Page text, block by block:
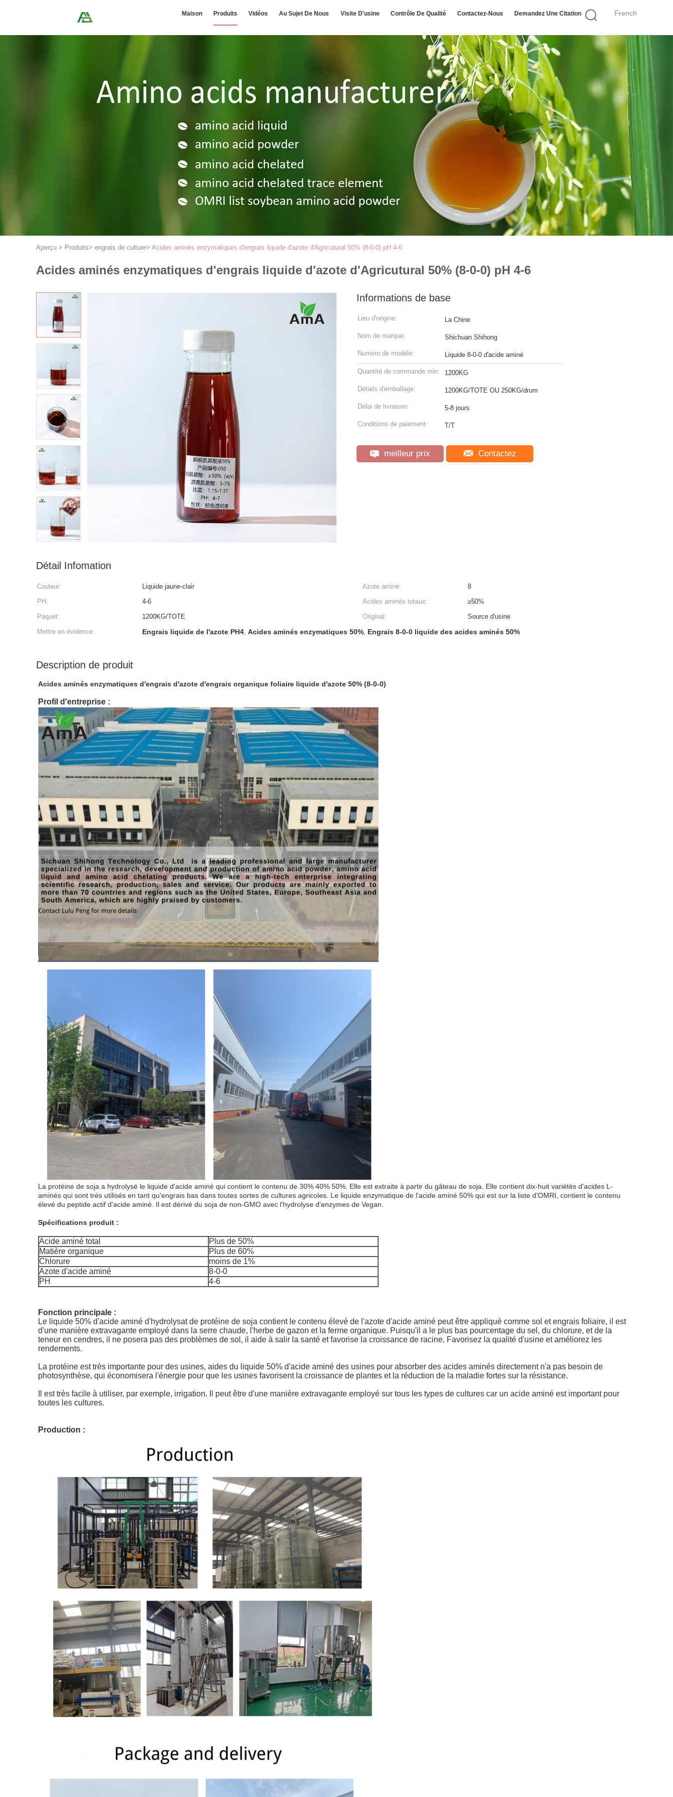
French
Maison Produits Vidéos Au Sujet De Nous Visite D'usine Contrôle De Qualité Contactez-Nous Demandez Une Citation
Aperçu > Produits> engrais de culture> Acides aminés enzymatiques d'engrais liquide d'azote d'Agricutural 50% (8-0-0) pH 4-6
Acides aminés enzymatiques d'engrais liquide d'azote d'Agricutural 50% (8-0-0) pH 4-6
Informations de base
Lieu d'origine: La Chine
Nom de marque: Shichuan Shihong
Numéro de modèle: Liquide 8-0-0 d'acide aminé
Quantité de commande min: 1200KG
Détails d'emballage: 1200KG/TOTE OU 250KG/drum
Délai de livraison: 5-8 jours
Conditions de paiement: T/T
meilleur prix Contactez
Détail Infomation
Couleur: Liquide jaune-clair Azote aminé:
8
PH:
4-6 Acides aminés totaux:
≥50%
Paquet:
1200KG/TOTE Original:
Source d'usine
Mettre en évidence:
Engrais liquide de l'azote PH4, Acides aminés enzymatiques 50%, Engrais 8-0-0 liquide des acides aminés 50%
Description de produit
Acides aminés enzymatiques d'engrais d'azote d'engrais organique foliaire liquide d'azote 50% (8-0-0)
Profil d'entreprise :
La protéine de soja a hydrolysé le liquide d'acide aminé qui contient le contenu de 30% 40% 50%. Elle est extraite à partir du gâteau de soja. Elle contient dix-huit variétés d'acides L-
aminés qui sont très utilisés en tant qu'engrais bas dans toutes sortes de cultures agricoles. Le liquide enzymatique de l'acide aminé 50% qui est sur la liste d'OMRI, contient le contenu
élevé du peptide actif d'acide aminé. Il est dérivé du soja de non-GMO avec l'hydrolyse d'enzymes de Vegan.
Spécifications produit :
Acide aminé total
Plus de 50%
Matière organique
Plus de 60%
Chlorure
moins de 1%
Azote d'acide aminé
8-0-0
PH
4-6
Fonction principale :
Le liquide 50% d'acide aminé d'hydrolysat de protéine de soja contient le contenu élevé de l'azote d'acide aminé peut être appliqué comme sol et engrais foliaire, il est
d'une manière extravagante employé dans la serre chaude, l'herbe de gazon et la ferme organique. Puisqu'il a le plus bas pourcentage du sel, du chlorure, et de la
teneur en cendres, il ne posera pas des problèmes de sol, il aide à salir la santé et favorise la croissance de racine. Favorisez la qualité d'usine et améliorez les
rendements.
La protéine est très importante pour des usines, aides du liquide 50% d'acide aminé des usines pour absorber des acides aminés directement n'a pas besoin de
photosynthèse, qui économisera l'énergie pour que les usines favorisent la croissance de plantes et la réduction de la maladie fortes sur la résistance.
Il est très facile à utiliser, par exemple, irrigation. Il peut être d'une manière extravagante employé sur tous les types de cultures car un acide aminé est important pour
toutes les cultures.
Production :